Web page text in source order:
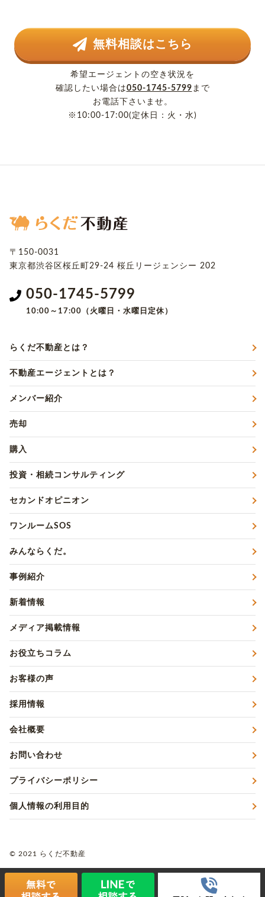
無料相談はこちら
希望エージェントの空き状況を
確認したい場合は050-1745-5799 まで
お電話下さいませ。
※10:00-17:00(定休日：火・水)
〒150-0031
東京都渋谷区桜丘町29-24 桜丘リージェンシー 202
050-1745-5799
10:00～17:00（火曜日・水曜日定休）
らくだ不動産とは？
不動産エージェントとは？
メンバー紹介
売却
購入
投資・相続コンサルティング
セカンドオピニオン
ワンルームSOS
みんならくだ。
事例紹介
新着情報
メディア掲載情報
お役立ちコラム
お客様の声
採用情報
会社概要
お問い合わせ
プライバシーポリシー
個人情報の利用目的
© 2021 らくだ不動産